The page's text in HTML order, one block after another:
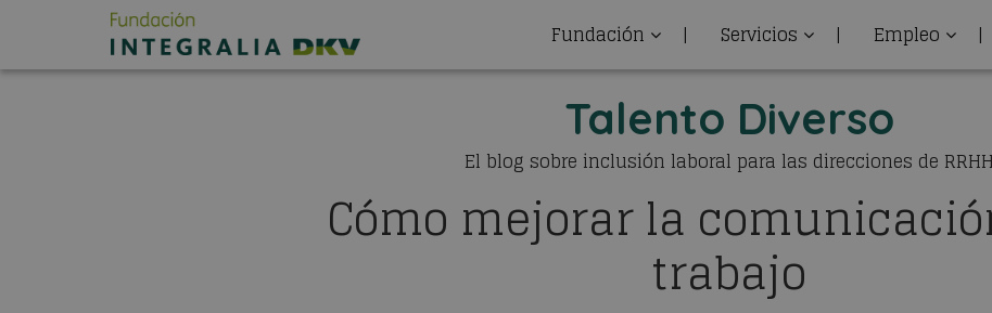
Fundación | Servicios | Empleo |
Talento Diverso
El blog sobre inclusión laboral para las direcciones de RRHH
Cómo mejorar la
trabajo